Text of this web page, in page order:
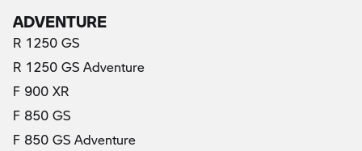
ADVENTURE
R 1250 GS
R 1250 GS Adventure
F 900 XR
F 850 GS
F 850 GS Adventure